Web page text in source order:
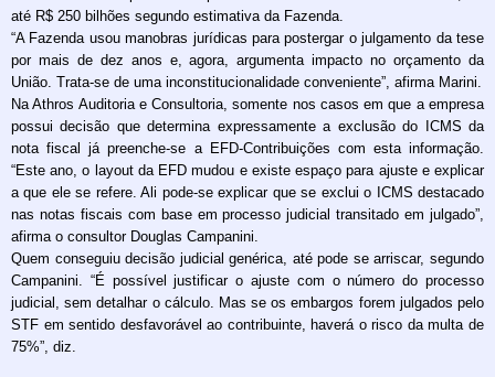
até R$ 250 bilhões segundo estimativa da Fazenda.
“A Fazenda usou manobras jurídicas para postergar o julgamento da tese
por mais de dez anos e, agora, argumenta impacto no orçamento da
União. Trata-se de uma inconstitucionalidade conveniente”, afirma Marini.
Na Athros Auditoria e Consultoria, somente nos casos em que a empresa
possui decisão que determina expressamente a exclusão do ICMS da
nota fiscal já preenche-se a EFD-Contribuições com esta informação.
“Este ano, o layout da EFD mudou e existe espaço para ajuste e explicar
a que ele se refere. Ali pode-se explicar que se exclui o ICMS destacado
nas notas fiscais com base em processo judicial transitado em julgado”,
afirma o consultor Douglas Campanini.
Quem conseguiu decisão judicial genérica, até pode se arriscar, segundo
Campanini. “É possível justificar o ajuste com o número do processo
judicial, sem detalhar o cálculo. Mas se os embargos forem julgados pelo
STF em sentido desfavorável ao contribuinte, haverá o risco da multa de
75%”, diz.